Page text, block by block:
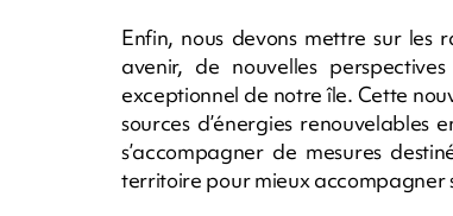
Enfin, nous devons mettre sur les
avenir, de nouvelles
exceptionnel de notre île. Cette
sources d’énergies renouvelables
s’accompagner de mesures
territoire pour mieux accompagner